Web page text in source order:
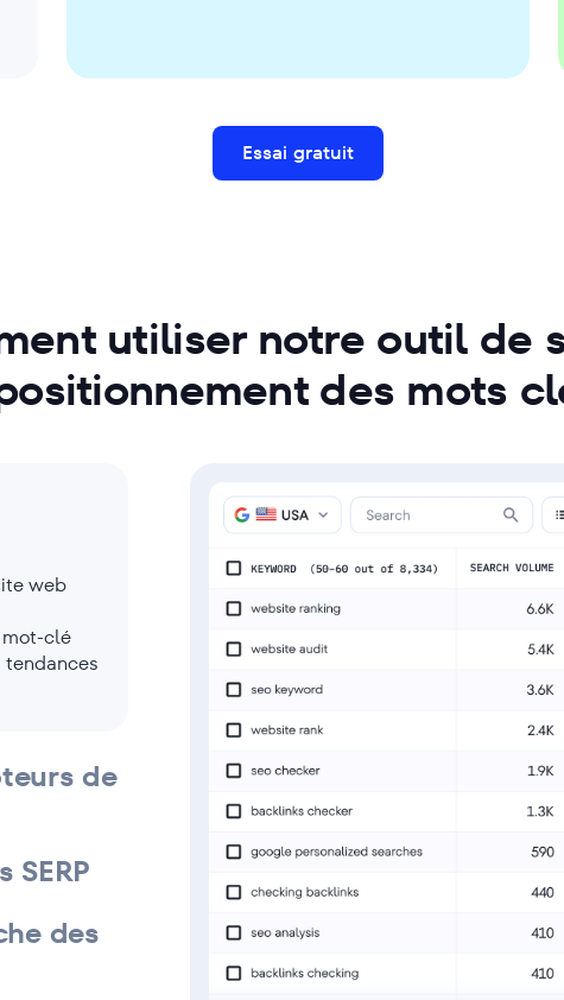
Essai gratuit
utiliser notre outil de
des mots
web
clé
de
des